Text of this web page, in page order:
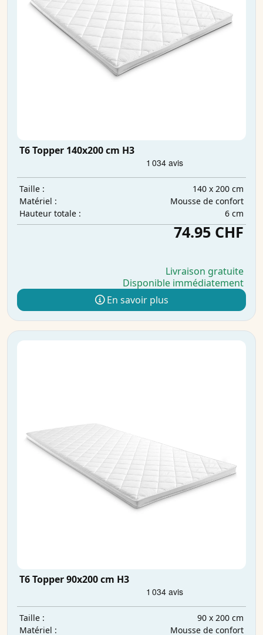
T6 Topper 140x200 cm H3
Taille :
140 x 200 cm
Matériel :
Mousse de confort
Hauteur totale :
6 cm
74.95 CHF
Livraison gratuite
Disponible immédiatement
En savoir plus
T6 Topper 90x200 cm H3
Taille :
90 x 200 cm
Matériel :
Mousse de confort